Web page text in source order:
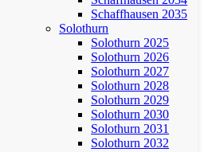
Schaffhausen 2035
Solothurn
Solothurn 2025
Solothurn 2026
Solothurn 2027
Solothurn 2028
Solothurn 2029
Solothurn 2030
Solothurn 2031
Solothurn 2032